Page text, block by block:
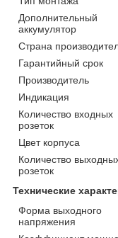
Дополнительный
аккумулятор
Страна
Гарантийный срок
Производитель
Индикация
Количество входных
розеток
Цвет корпуса
Количество
розеток
Технические
Форма выходного
напряжения